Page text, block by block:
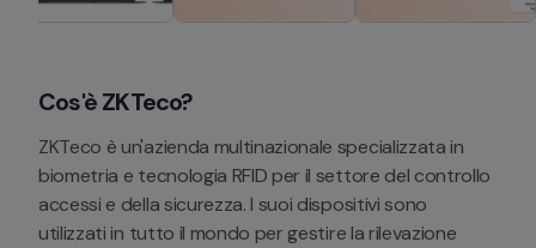
Cos'è ZKTeco?
ZKTeco è un'azienda multinazionale specializzata in
biometria e tecnologia RFID per il settore del controllo
accessi e della sicurezza. I suoi dispositivi sono
utilizzati in tutto il mondo per gestire la rilevazione